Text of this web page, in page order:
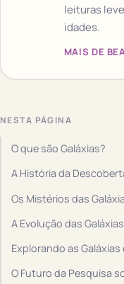
leituras
idades.
MAIS DE
NESTA PÁGINA
O que são Galáxias?
A História da
Os Mistérios das
A Evolução das Galáxias
Explorando as
O Futuro da Pesquisa